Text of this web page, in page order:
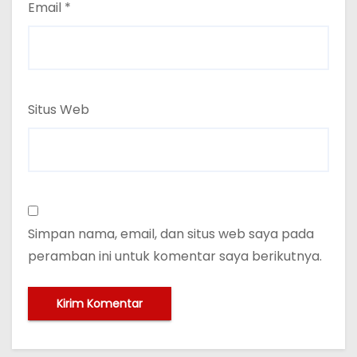
Email *
Situs Web
Simpan nama, email, dan situs web saya pada
peramban ini untuk komentar saya berikutnya.